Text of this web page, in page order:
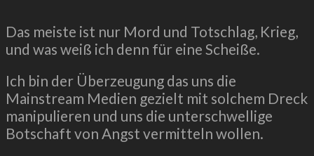
Das meiste ist nur Mord und Totschlag, Krieg,
und was weiß ich denn für eine Scheiße.
Ich bin der Überzeugung das uns die
Mainstream Medien gezielt mit solchem Dreck
manipulieren und uns die unterschwellige
Botschaft von Angst vermitteln wollen.